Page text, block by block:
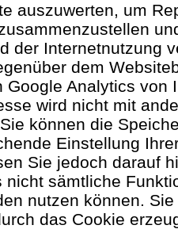
auszuwerten, um
der Internetnutzung
dem
Google Analytics von
wird nicht mit
können die
Einstellung
Sie jedoch darauf
nicht sämtliche
nutzen können.
das Cookie